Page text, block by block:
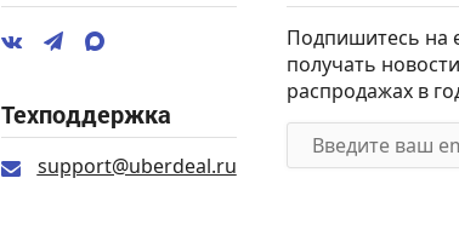
Техподдержка
support@uberdeal.ru
Подпишитесь на
получать
распродажах в